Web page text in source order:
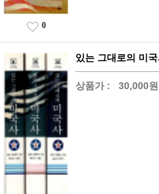
0
있는 그대로의 미
상품가 : 30,000원